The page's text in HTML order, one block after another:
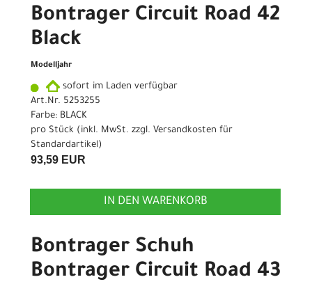
Bontrager Circuit Road 42
Black
Modelljahr
sofort im Laden verfügbar
Art.Nr. 5253255
Farbe: BLACK
pro Stück (inkl. MwSt. zzgl. Versandkosten für
Standardartikel)
93,59 EUR
IN DEN WARENKORB
Bontrager Schuh
Bontrager Circuit Road 43